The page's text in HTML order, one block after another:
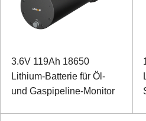
3.6V 119Ah 18650
Lithium-Batterie für Öl-
und Gaspipeline-Monitor